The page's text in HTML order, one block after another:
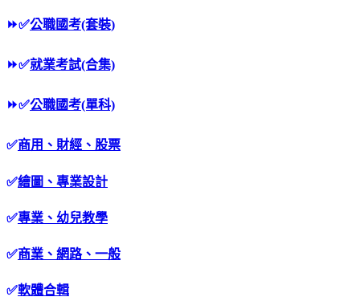
⏩✅公職國考(套裝)
⏩✅就業考試(合集)
⏩✅公職國考(單科)
✅商用、財經、股票
✅繪圖、專業設計
✅專業、幼兒教學
✅商業、網路、一般
✅軟體合輯